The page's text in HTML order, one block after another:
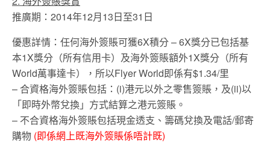
推廣期：2014年12月13日至31日
優惠詳情：任何海外簽賬可獲6X積分 – 6X獎分已包括基
本1X獎分（所有信用卡）及海外簽賬額外1X獎分（所有
World萬事達卡），所以Flyer World即係有$1.34/里
– 合資格海外簽賬包括：(i)港元以外之零售簽賬，及(ii)以
「即時外幣兌換」方式結算之港元簽賬。
– 不合資格海外簽賬包括現金透支、籌碼兌換及電話/郵寄
購物 (即係網上既海外簽賬係唔計既)